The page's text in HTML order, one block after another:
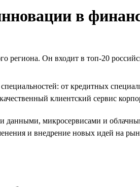
в
региона. Он входит в топ-20
от кредитных
клиентский сервис
микросервисами и
и внедрение новых идей на